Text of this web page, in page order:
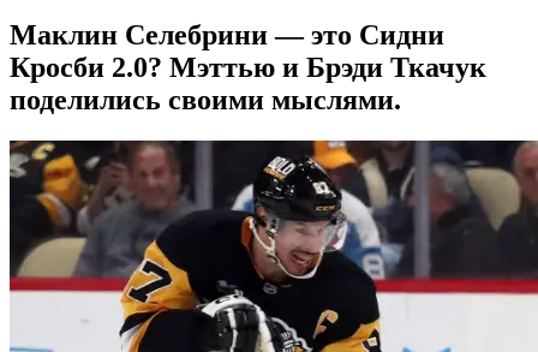
Маклин Селебрини — это Сидни
Кросби 2.0? Мэттью и Брэди Ткачук
поделились своими мыслями.